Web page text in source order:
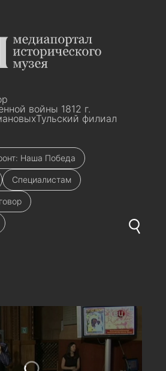
войны 1812 г.
Тульский филиал
Наша Победа
Специалистам